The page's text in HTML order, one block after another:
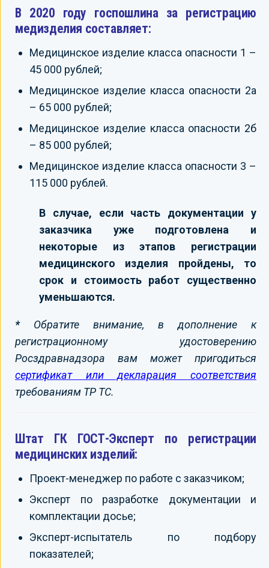
В 2020 году госпошлина за регистрацию
медизделия составляет:
Медицинское изделие класса опасности 1 –
45 000 рублей;
Медицинское изделие класса опасности 2а
– 65 000 рублей;
Медицинское изделие класса опасности 2б
– 85 000 рублей;
Медицинское изделие класса опасности 3 –
115 000 рублей.
В случае, если часть документации у
заказчика уже подготовлена и
некоторые из этапов регистрации
медицинского изделия пройдены, то
срок и стоимость работ существенно
уменьшаются.
*Обратите внимание, в дополнение к
регистрационному удостоверению
Росздравнадзора вам может пригодиться
сертификат или декларация соответствия
требованиям ТР ТС.
Штат ГК ГОСТ-Эксперт по регистрации
медицинских изделий:
Проект-менеджер по работе с заказчиком;
Эксперт по разработке документации и
комплектации досье;
Эксперт-испытатель по подбору
показателей;